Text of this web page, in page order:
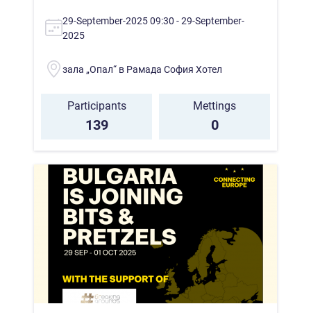
29-September-2025 09:30 - 29-September-
2025
зала „Опал“ в Рамада София Хотел
Participants
139
Mettings
0